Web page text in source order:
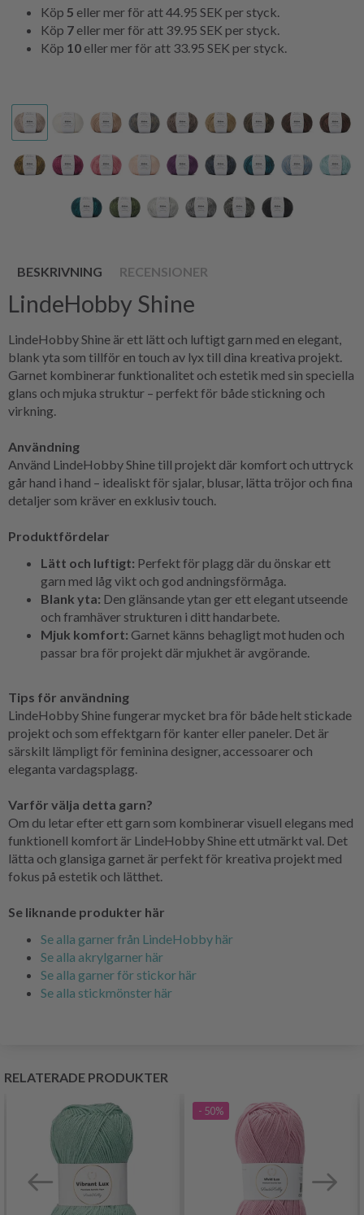
Köp 5 eller mer för att44.95 SEK per styck.
Köp 7 eller mer för att 39.95 SEK per styck.
Köp 10 eller mer för att 33.95 SEK per styck.
BESKRIVNING RECENSIONER
LindeHobby Shine
LindeHobby Shine är ett lätt och luftigt garn med en elegant,
blank yta som tillför en touch av lyx till dina kreativa projekt.
Garnet kombinerar funktionalitet och estetik med sin speciella
glans och mjuka struktur – perfekt för både stickning och
virkning.
Användning
Använd LindeHobby Shine till projekt där komfort och uttryck
går hand i hand – idealiskt för sjalar, blusar, lätta tröjor och fina
detaljer som kräver en exklusiv touch.
Produktfördelar
Lätt och luftigt: Perfekt för plagg där du önskar ett
garn med låg vikt och god andningsförmåga.
Blank yta: Den glänsande ytan ger ett elegant utseende
och framhäver strukturen i ditt handarbete.
Mjuk komfort: Garnet känns behagligt mot huden och
passar bra för projekt där mjukhet är avgörande.
Tips för användning
LindeHobby Shine fungerar mycket bra för både helt stickade
projekt och som effektgarn för kanter eller paneler. Det är
särskilt lämpligt för feminina designer, accessoarer och
eleganta vardagsplagg.
Varför välja detta garn?
Om du letar efter ett garn som kombinerar visuell elegans med
funktionell komfort är LindeHobby Shine ett utmärkt val. Det
lätta och glansiga garnet är perfekt för kreativa projekt med
fokus på estetik och lätthet.
Se liknande produkter här
Se alla garner från LindeHobby här
Se alla akrylgarner här
Se alla garner för stickor här
Se alla stickmönster här
RELATERADE PRODUKTER
- 50%